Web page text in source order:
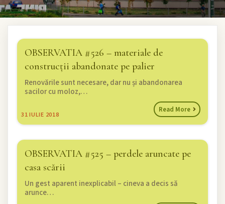
OBSERVATIA #526 – materiale de
construcții abandonate pe palier
31IULIE 2018
Renovările sunt necesare, dar nu și abandonarea
sacilor cu moloz,…
Read More
OBSERVATIA #525 – perdele aruncate pe
casa scării
Un gest aparent inexplicabil – cineva a decis să
arunce…